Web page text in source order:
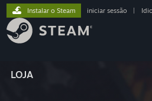
LOJA
Instalar o Steam iniciar sessão